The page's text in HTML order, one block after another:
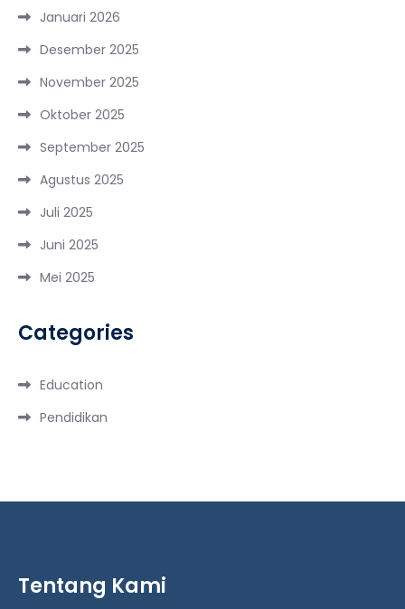
Januari 2026
Desember 2025
November 2025
Oktober 2025
September 2025
Agustus 2025
Juli 2025
Juni 2025
Mei 2025
Categories
Education
Pendidikan
Tentang Kami